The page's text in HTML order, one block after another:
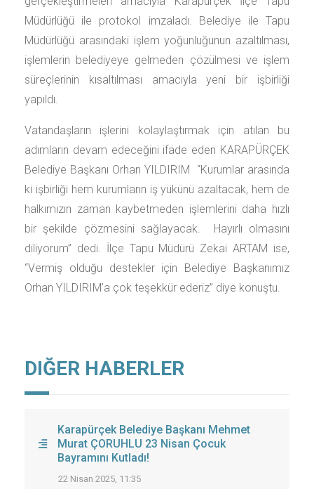
Müdürlüğü ile protokol imzaladı. Belediye ile Tapu
Müdürlüğü arasındaki işlem yoğunluğunun azaltılması,
işlemlerin belediyeye gelmeden çözülmesi ve işlem
süreçlerinin kısaltılması amacıyla yeni bir işbirliği
yapıldı.
Vatandaşların işlerini kolaylaştırmak için atılan bu
adımların devam edeceğini ifade eden KARAPÜRÇEK
Belediye Başkanı Orhan YILDIRIM “Kurumlar arasında
ki işbirliği hem kurumların iş yükünü azaltacak, hem de
halkımızın zaman kaybetmeden işlemlerini daha hızlı
bir şekilde çözmesini sağlayacak. Hayırlı olmasını
diliyorum” dedi. İlçe Tapu Müdürü Zekai ARTAM ise,
“Vermiş olduğu destekler için Belediye Başkanımız
Orhan YILDIRIM’a çok teşekkür ederiz” diye konuştu.
DIĞER HABERLER
Karapürçek Belediye Başkanı Mehmet
Murat ÇORUHLU 23 Nisan Çocuk
Bayramını Kutladı!
22 Nisan 2025, 11:35